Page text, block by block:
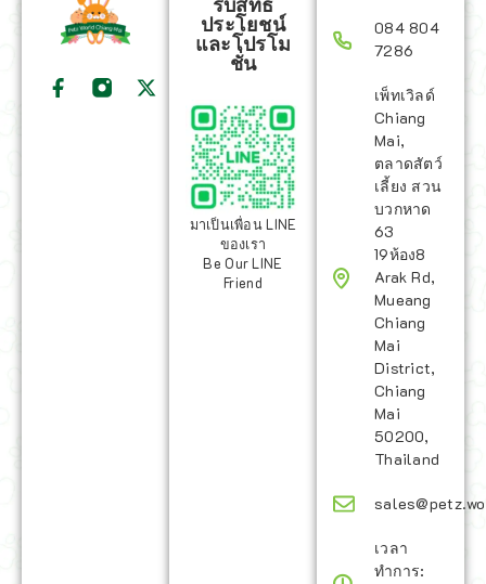
ประโยชน์
และโปรโม
ชั่น
มาเป็นเพื่อน LINE
ของเรา
Be Our LINE
Friend
084 804
7286
เพ็ทเวิลด์
Chiang
Mai,
ตลาดสัตว์
เลี้ยง สวน
บวกหาด
63
19ห้อง8
Arak Rd,
Mueang
Chiang
Mai
District,
Chiang
Mai
50200,
Thailand
เวลา
ทำการ: